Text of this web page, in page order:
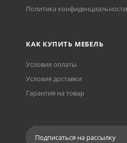
Политика конфиденциальности
КАК КУПИТЬ МЕБЕЛЬ
Условия оплаты
Условия доставки
Гарантия на товар
Подписаться на рассылку